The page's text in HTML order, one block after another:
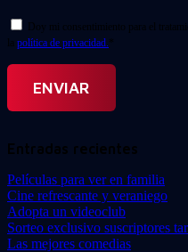
Doy mi consentimiento para el
la política de privacidad. *
Entradas recientes
Películas para ver en familia
Cine refrescante y veraniego
Adopta un videoclub
Sorteo exclusivo suscriptores
Las mejores comedias